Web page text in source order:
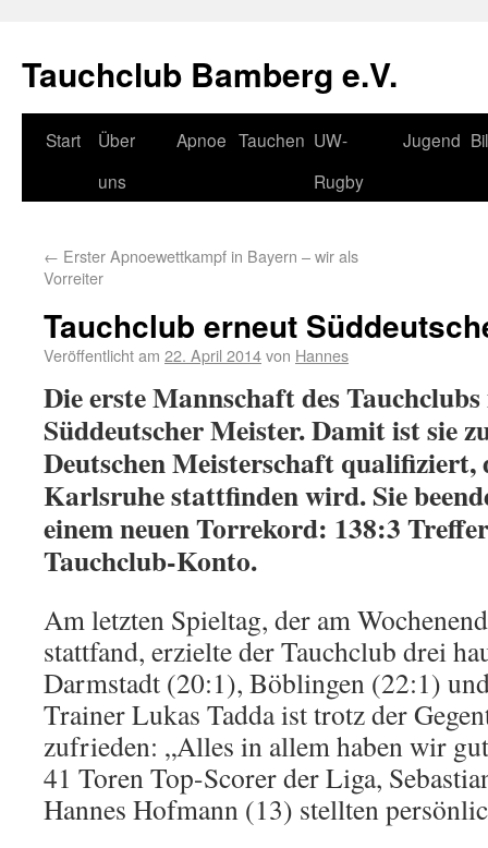
Tauchclub Bamberg e.V.
Start
Über
uns
Apnoe Tauchen UW-
Rugby
Jugend
← Erster Apnoewettkampf in Bayern – wir als
Vorreiter
Tauchclub erneut
Veröffentlicht am 22. April 2014von Hannes
Die erste Mannschaft des
Süddeutscher Meister. Damit ist sie
Deutschen Meisterschaft qualifiziert,
Karlsruhe stattfinden wird. Sie
einem neuen Torrekord: 138:3
Tauchclub-Konto.
Am letzten Spieltag, der am
stattfand, erzielte der Tauchclub drei
Darmstadt (20:1), Böblingen (22:1)
Trainer Lukas Tadda ist trotz der
zufrieden: „Alles in allem haben wir
41 Toren Top-Scorer der Liga,
Hannes Hofmann (13) stellten